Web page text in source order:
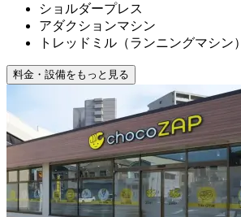
ショルダープレス
アダクションマシン
トレッドミル（ランニングマシン）
料金・設備をもっと見る